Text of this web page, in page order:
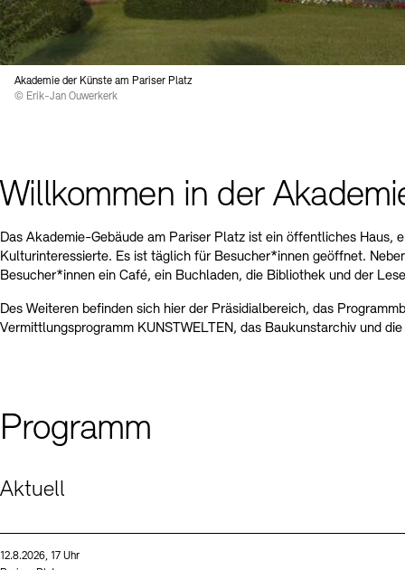
Stellenangebote Presse
Nachhaltigkeit
Kontakte Archivdatenbank
Digitale Sammlungen Exil-Archive
Akademie der Künste am Pariser Platz
© Erik-Jan Ouwerkerk
Willkommen in der
Das Akademie-Gebäude am Pariser Platz ist ein öffentliches Haus,
Kulturinteressierte. Es ist täglich für Besucher*innen geöffnet.
Besucher*innen ein Café, ein Buchladen, die Bibliothek und der
Des Weiteren befinden sich hier der Präsidialbereich, das
Vermittlungsprogramm KUNSTWELTEN, das Baukunstarchiv und
Programm
Aktuell
Datum und Uhrzeit:
12.8.2026, 17 Uhr